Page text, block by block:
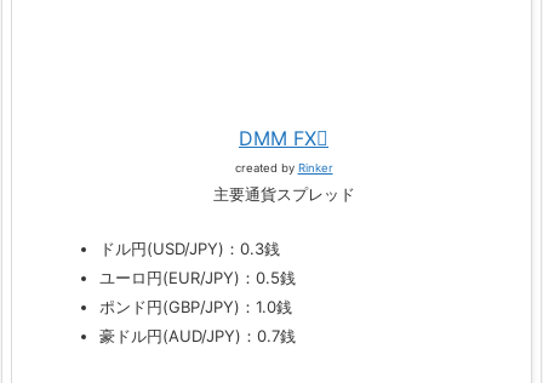
DMM FX
created by Rinker
主要通貨スプレッド
ドル円(USD/JPY)：0.3銭
ユーロ円(EUR/JPY)：0.5銭
ポンド円(GBP/JPY)：1.0銭
豪ドル円(AUD/JPY)：0.7銭